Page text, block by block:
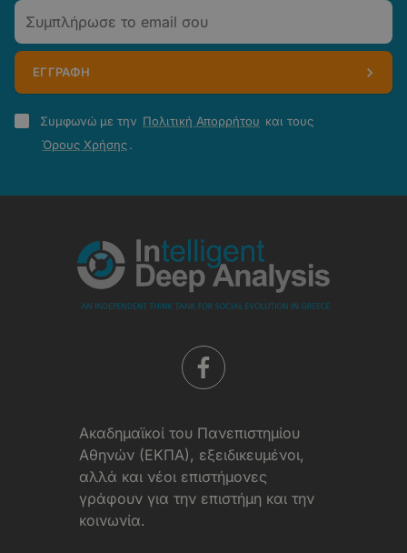
Email
ΕΓΓΡΑΦΗ
Πολιτική
Απορρήτου
Συμφωνώ με την Πολιτική Απορρήτου και τους
Όρους Χρήσης.
Aκαδημαϊκοί του Πανεπιστημίου
Αθηνών (ΕΚΠΑ), εξειδικευμένοι,
αλλά και νέοι επιστήμονες
γράφουν για την επιστήμη και την
κοινωνία.